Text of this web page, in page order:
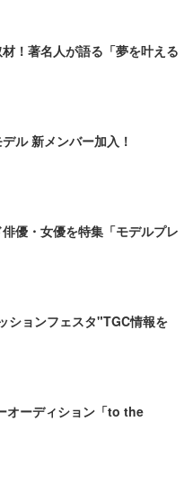
！著名人が語る「夢を叶える
ル 新メンバー加入！
優・女優を特集「モデルプレ
ションフェスタ"TGC情報を
オーディション「to the